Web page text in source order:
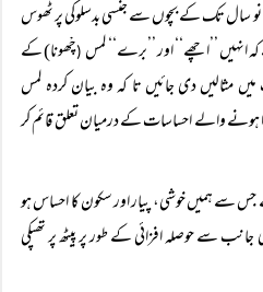
نو سال تک کے بچوں سے جنسی بدسلوکی پر ٹھوس
انہیں ’’اچھے‘‘ اور ’’برے‘‘ لمس (چْھونا) کے
مثالیں دی جائیں تا کہ وہ بیان کردہ لمس
والے احساسات کے درمیان تعلق قائم کر
جس سے ہمیں خوشی، پیار اور سکون کا احساس ہو
جانب سے حوصلہ افزائی کے طور پر پیٹھ پر تھپکی